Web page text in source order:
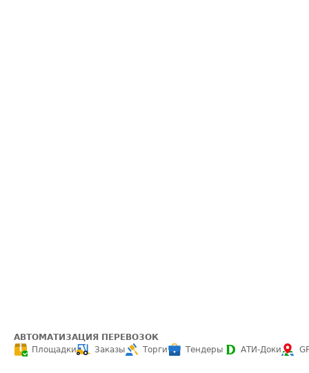
АВТОМАТИЗАЦИЯ ПЕРЕВОЗОК
Площадки
Заказы Торги Тендеры АТИ-Доки